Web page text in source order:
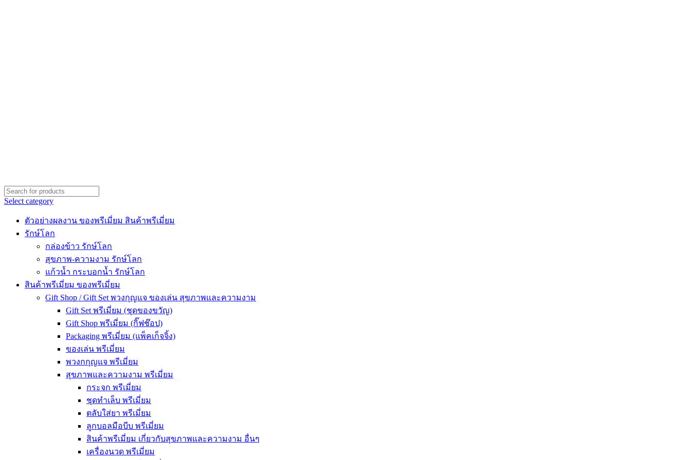
Select category
ตัวอย่างผลงาน ของพรีเมี่ยม สินค้าพรีเมี่ยม
รักษ์โลก
กล่องข้าว รักษ์โลก
สุขภาพ-ความงาม รักษ์โลก
แก้วน้ำ กระบอกน้ำ รักษ์โลก
สินค้าพรีเมี่ยม ของพรีเมี่ยม
Gift Shop / Gift Set พวงกุญแจ ของเล่น สุขภาพและความงาม
Gift Set พรีเมี่ยม (ชุดของขวัญ)
Gift Shop พรีเมี่ยม (กิ๊ฟช๊อป)
Packaging พรีเมี่ยม (แพ็คเก็จจิ้ง)
ของเล่น พรีเมี่ยม
พวงกกุญแจ พรีเมี่ยม
สุขภาพและความงาม พรีเมี่ยม
กระจก พรีเมี่ยม
ชุดทำเล็บ พรีเมี่ยม
ตลับใส่ยา พรีเมี่ยม
ลูกบอลมือบีบ พรีเมี่ยม
สินค้าพรีเมี่ยม เกี่ยวกับสุขภาพและความงาม อื่นๆ
เครื่องนวด พรีเมี่ยม